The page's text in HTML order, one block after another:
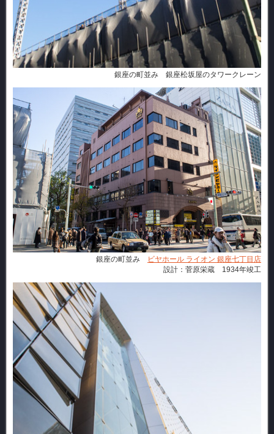
銀座の町並み 銀座松坂屋のタワークレーン
銀座の町並み
ビヤホール ライオン 銀座七丁目店
設計：菅原栄蔵 1934年竣工